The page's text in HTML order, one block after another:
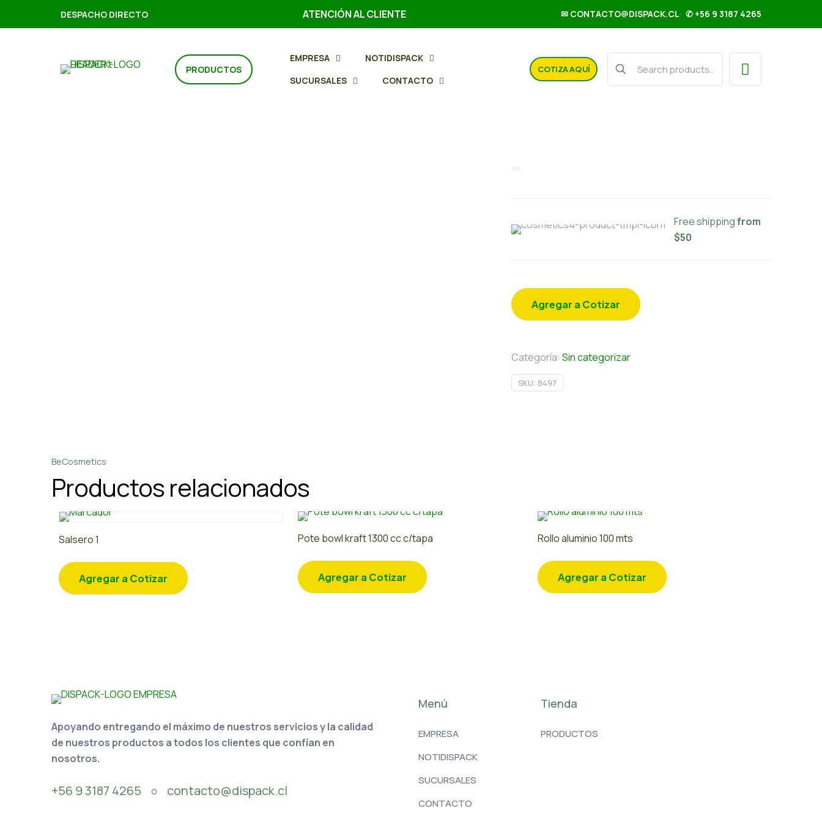
DESPACHO DIRECTO ATENCIÓN AL CLIENTE ✉ CONTACTO@DISPACK.CL ✆ +56 9 3187 4265
PRODUCTOS
EMPRESA
NOTIDISPACK
SUCURSALES
CONTACTO
COTIZA AQUÍ
Free shippingfrom
$50
Agregar a Cotizar
Categoría: Sin categorizar
SKU: 8497
BeCosmetics
Productos relacionados
Salsero 1
Agregar a Cotizar
Pote bowl kraft 1300 cc c/tapa
Agregar a Cotizar
Rollo aluminio 100 mts
Agregar a Cotizar
Apoyando entregando el máximo de nuestros servicios y la calidad
de nuestros productos a todos los clientes que confían en
nosotros.
+56 9 3187 4265 o contacto@dispack.cl
Menú
EMPRESA
NOTIDISPACK
SUCURSALES
CONTACTO
Tienda
PRODUCTOS